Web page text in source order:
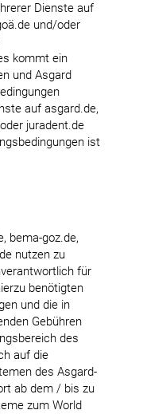
Dienste auf
und/oder
kommt ein
und Asgard
auf asgard.de,
juradent.de
ist
bema-goz.de,
nutzen zu
für
benötigten
und die in
Gebühren
des
auf die
des Asgard-
ab dem / bis zu
zum World